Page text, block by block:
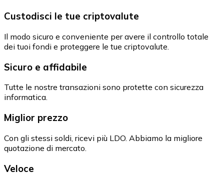
Custodisci le tue criptovalute
Il modo sicuro e conveniente per avere il controllo totale
dei tuoi fondi e proteggere le tue criptovalute.
Sicuro e affidabile
Tutte le nostre transazioni sono protette con sicurezza
informatica.
Miglior prezzo
Con gli stessi soldi, ricevi più LDO. Abbiamo la migliore
quotazione di mercato.
Veloce